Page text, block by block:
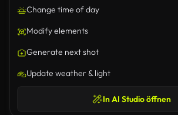
Change time of day
Modify elements
Generate next shot
Update weather & light
In AI Studio öffnen